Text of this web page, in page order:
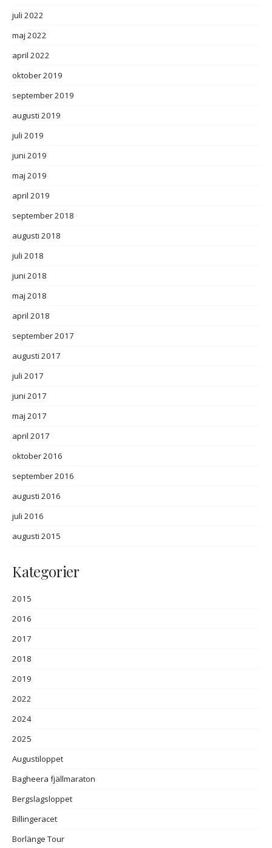
juli 2022
maj 2022
april 2022
oktober 2019
september 2019
augusti 2019
juli 2019
juni 2019
maj 2019
april 2019
september 2018
augusti 2018
juli 2018
juni 2018
maj 2018
april 2018
september 2017
augusti 2017
juli 2017
juni 2017
maj 2017
april 2017
oktober 2016
september 2016
augusti 2016
juli 2016
augusti 2015
Kategorier
2015
2016
2017
2018
2019
2022
2024
2025
Augustiloppet
Bagheera fjällmaraton
Bergslagsloppet
Billingeracet
Borlänge Tour